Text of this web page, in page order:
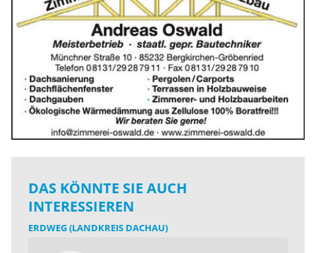
DAS KÖNNTE SIE AUCH
INTERESSIEREN
ERDWEG (LANDKREIS DACHAU)